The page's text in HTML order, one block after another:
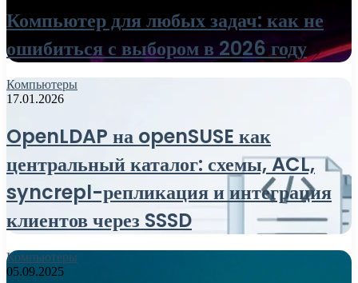
Компьютер для любых задач: как не
ошибиться с выбором в 2026 году
Компьютеры
17.01.2026
OpenLDAP на openSUSE как
центральный каталог: схемы, ACL,
syncrepl-репликация и интеграция
клиентов через SSSD
Компьютеры
05.09.2025